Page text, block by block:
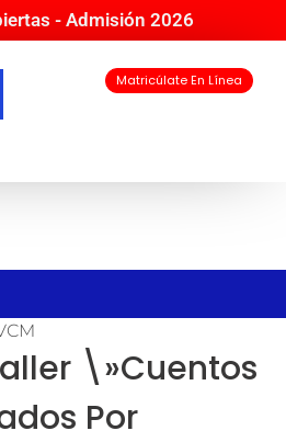
herramientas
- Admisión 2026
Matricúlate En Línea
\»Cuentos
Por